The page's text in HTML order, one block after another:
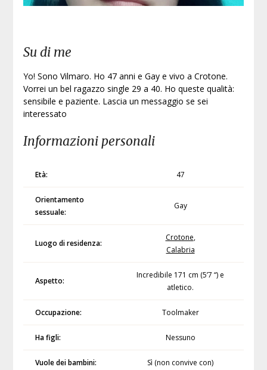
Su di me
Yo! Sono Vilmaro. Ho 47 anni e Gay e vivo a Crotone.
Vorrei un bel ragazzo single 29 a 40. Ho queste qualità:
sensibile e paziente. Lascia un messaggio se sei
interessato
Informazioni personali
Età: 47
Orientamento
sessuale:
Gay
Luogo di residenza:
Crotone,
Calabria
Aspetto:
Incredibile 171 cm (5’7 “) e
atletico.
Occupazione: Toolmaker
Ha figli: Nessuno
Vuole dei bambini: Sì (non convive con)